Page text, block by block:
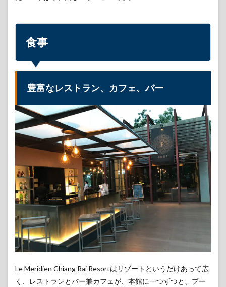
食事
豊富なレストラン、カフェ、バー
Le Meridien Chiang Rai Resortはリゾートというだけあって広
く、レストランとバー兼カフェが、本館に一つずつと、プー